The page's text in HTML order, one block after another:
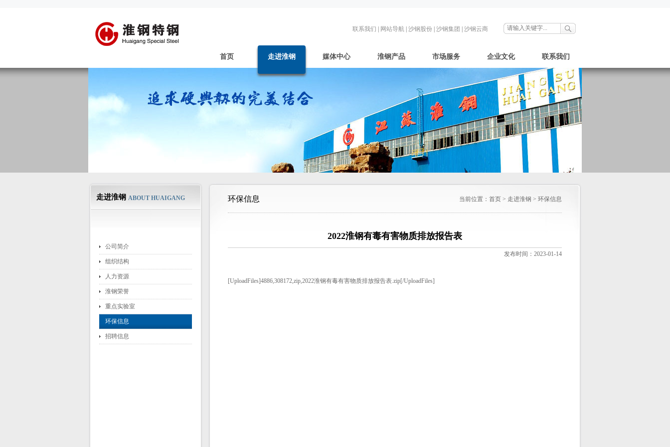
联系我们 网站导航 沙钢股份 沙钢集团 沙钢云商
首页 走进淮钢 媒体中心 淮钢产品 市场服务 企业文化 联系我们
走进淮钢 ABOUT HUAIGANG
公司简介
组织结构
人力资源
淮钢荣誉
重点实验室
环保信息
招聘信息
当前位置： 首页 > 走进淮钢 > 环保信息
环保信息
2022淮钢有毒有害物质排放报告表
发布时间：2023-01-14
[UploadFiles]4886,308172,zip,2022淮钢有毒有害物质排放报告表.zip[/UploadFiles]